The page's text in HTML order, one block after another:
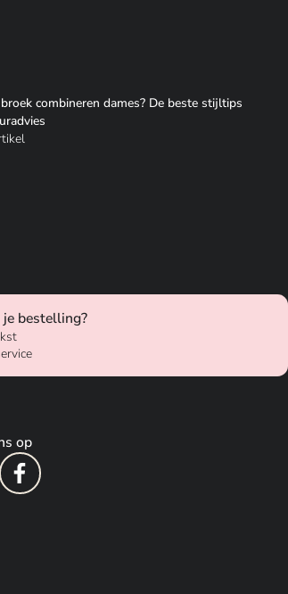
combineren dames? De beste stijltips
bestelling?
op